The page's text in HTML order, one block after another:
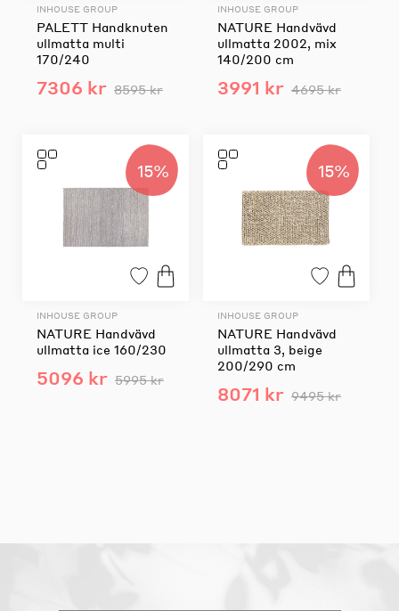
INHOUSE GROUP
PALETT Handknuten
ullmatta multi
170/240
7306 kr 8595 kr
INHOUSE GROUP
NATURE Handvävd
ullmatta 2002, mix
140/200 cm
3991 kr 4695 kr
15%
INHOUSE GROUP
NATURE Handvävd
ullmatta ice 160/230
5096 kr 5995 kr
15%
INHOUSE GROUP
NATURE Handvävd
ullmatta 3, beige
200/290 cm
8071 kr 9495 kr